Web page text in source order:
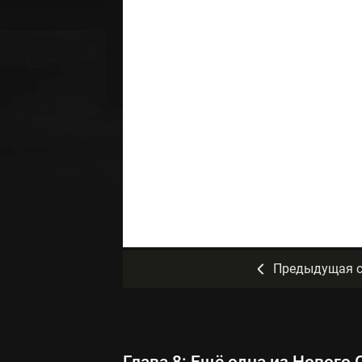
Предыдущая